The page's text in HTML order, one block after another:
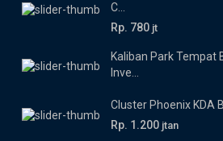
C...
Rp. 780 jt
Kaliban Park Tempat
Inve...
Cluster Phoenix KDA
Rp. 1.200 jtan